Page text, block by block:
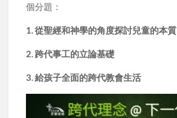
個分題：
1. 從聖經和神學的角度探討兒童的本質
2. 跨代事工的立論基礎
3. 給孩子全面的跨代教會生活